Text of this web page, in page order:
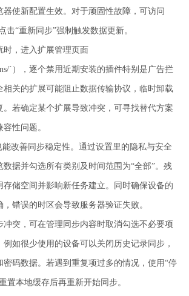
器使新配置生效。对于顽固性故障，可访问
击“重新同步”强制触发数据更新。
时，进入扩展管理页面
`），逐个禁用近期安装的插件特别是广告拦
相关的扩展可能阻止数据传输协议，临时卸载
。若确定某个扩展导致冲突，可寻找替代方案
性问题。
能改善同步稳定性。通过设置里的隐私与安全
据并勾选所有类别及时间范围为“全部”。残
存储空间并影响新任务建立。同时确保设备的
错误的时区会导致服务器验证失败。
冲突，可在管理同步内容时取消勾选不必要项
例如很少使用的设备可以关闭历史记录同步，
密码数据。若遇到重复项过多的情况，使用“停
置本地缓存后再重新开始同步。